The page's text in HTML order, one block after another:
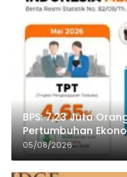
BPS: 7,23 Juta
Pertumbuhan
05/08/2026